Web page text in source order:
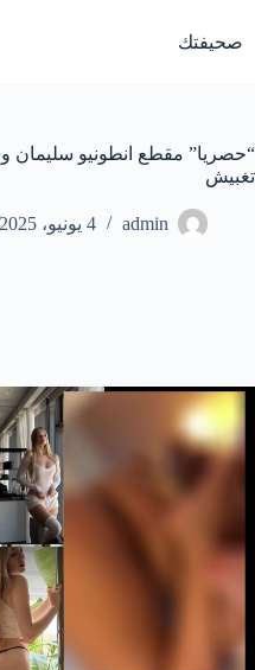
المحتوى
صحيفتك
تغبيش
admin 4 يونيو، 2025